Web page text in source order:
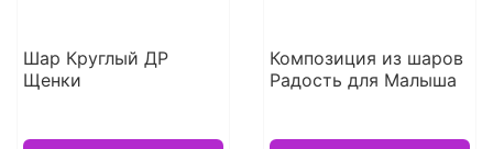
Шар Круглый ДР
Щенки
Композиция из шаров
Радость для Малыша